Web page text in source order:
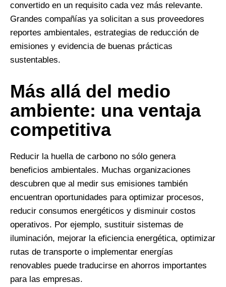
convertido en un requisito cada vez más relevante.
Grandes compañías ya solicitan a sus proveedores
reportes ambientales, estrategias de reducción de
emisiones y evidencia de buenas prácticas
sustentables.
Más allá del medio
ambiente: una ventaja
competitiva
Reducir la huella de carbono no sólo genera
beneficios ambientales. Muchas organizaciones
descubren que al medir sus emisiones también
encuentran oportunidades para optimizar procesos,
reducir consumos energéticos y disminuir costos
operativos. Por ejemplo, sustituir sistemas de
iluminación, mejorar la eficiencia energética, optimizar
rutas de transporte o implementar energías
renovables puede traducirse en ahorros importantes
para las empresas.